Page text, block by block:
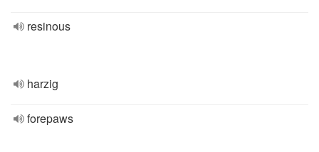
resinous
harzig
forepaws